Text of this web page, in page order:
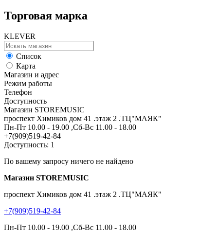
Торговая марка
KLEVER
Список
Карта
Магазин и адрес
Режим работы
Телефон
Доступность
Магазин STOREMUSIC
проспект Химиков дом 41 .этаж 2 .ТЦ"МАЯК"
Пн-Пт 10.00 - 19.00 ,Сб-Вс 11.00 - 18.00
+7(909)519-42-84
Доступность: 1
По вашему запросу ничего не найдено
Магазин STOREMUSIC
проспект Химиков дом 41 .этаж 2 .ТЦ"МАЯК"
+7(909)519-42-84
Пн-Пт 10.00 - 19.00 ,Сб-Вс 11.00 - 18.00